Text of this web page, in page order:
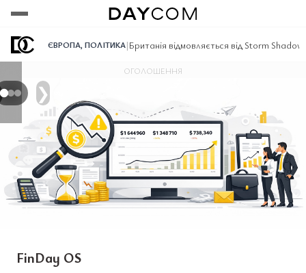
ЄВРОПА, ПОЛІТИКА|Британія відмовляється від Storm
❯
ОГОЛОШЕННЯ
FinDay OS